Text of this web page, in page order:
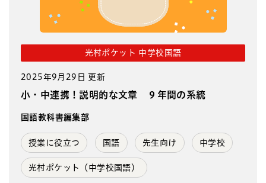
光村ポケット 中学校国語
2025年9月29日 更新
小・中連携！説明的な文章 ９年間の系統
国語教科書編集部
授業に役立つ 国語 先生向け 中学校
光村ポケット（中学校国語）